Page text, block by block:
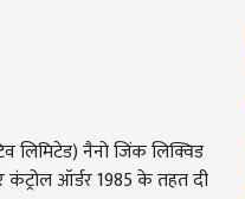
लिमिटेड) नैनो जिंक लिक्विड
ऑर्डर 1985 के तहत दी